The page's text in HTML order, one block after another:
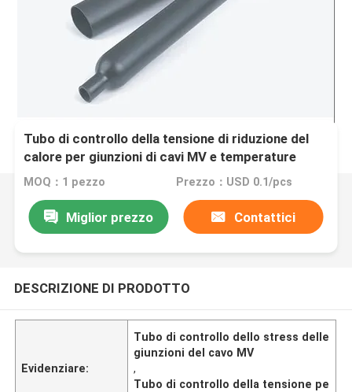
Tubo di controllo della tensione di riduzione del
calore per giunzioni di cavi MV e temperature
Protezioni per cavi elettrici
MOQ：1 pezzo Prezzo：USD 0.1/pcs
Miglior prezzo Contattici
DESCRIZIONE DI PRODOTTO
Evidenziare:
Tubo di controllo dello stress delle
giunzioni del cavo MV
,
Tubo di controllo della tensione pe